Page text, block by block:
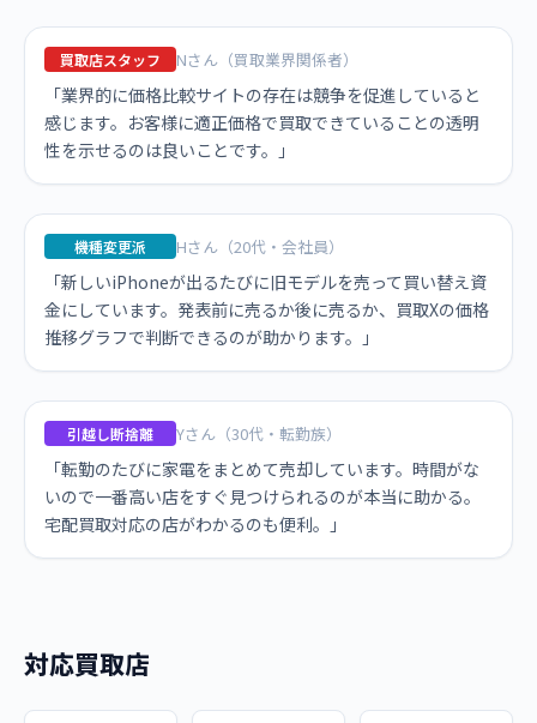
買取店スタッフ Nさん（買取業界関係者）
「業界的に価格比較サイトの存在は競争を促進していると
感じます。お客様に適正価格で買取できていることの透明
性を示せるのは良いことです。」
機種変更派 Hさん（20代・会社員）
「新しいiPhoneが出るたびに旧モデルを売って買い替え資
金にしています。発表前に売るか後に売るか、買取Xの価格
推移グラフで判断できるのが助かります。」
引越し断捨離 Yさん（30代・転勤族）
「転勤のたびに家電をまとめて売却しています。時間がな
いので一番高い店をすぐ見つけられるのが本当に助かる。
宅配買取対応の店がわかるのも便利。」
対応買取店